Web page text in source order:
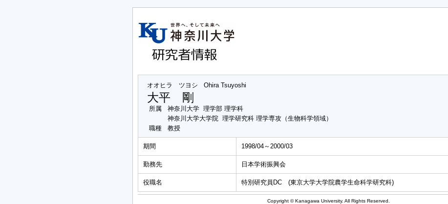
オオヒラ ツヨシ Ohira Tsuyoshi
大平 剛
所属
神奈川大学 理学部 理学科
神奈川大学大学院 理学研究科 理学専攻（生物科学領域）
職種
教授
期間 1998/04～2000/03
勤務先 日本学術振興会
役職名 特別研究員DC (東京大学大学院農学生命科学研究科)
Copyright © Kanagawa University. All Rights Reserved.